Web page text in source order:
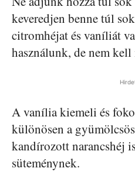
keveredjen benne túl
citromhéjat és vaníliát
használunk, de nem
A vanília kiemeli és
különösen a
kandírozott narancshéj
süteménynek.